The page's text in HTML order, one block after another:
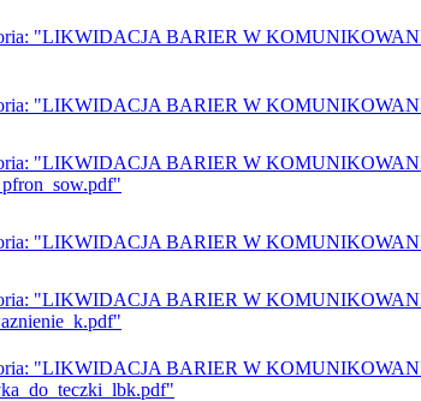
"LIKWIDACJA BARIER W
"LIKWIDACJA BARIER W
"LIKWIDACJA BARIER W
"LIKWIDACJA BARIER W
"LIKWIDACJA BARIER W
"LIKWIDACJA BARIER W